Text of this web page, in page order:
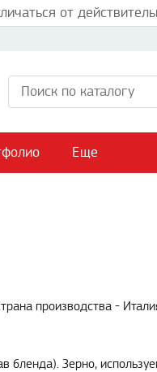
от
Еще
производства -
бленда). Зерно,